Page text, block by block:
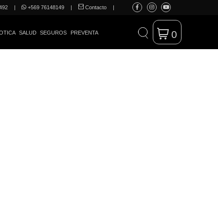
| +569 76148149 | Contacto |
SALUD SEGUROS PREVENTA 0